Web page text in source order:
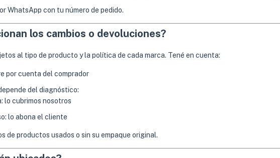
WhatsApp con tu número de pedido.
los cambios o devoluciones?
al tipo de producto y la política de cada marca. Tené en cuenta:
por cuenta del comprador
del diagnóstico:
lo cubrimos nosotros
lo abona el cliente
de productos usados o sin su empaque original.